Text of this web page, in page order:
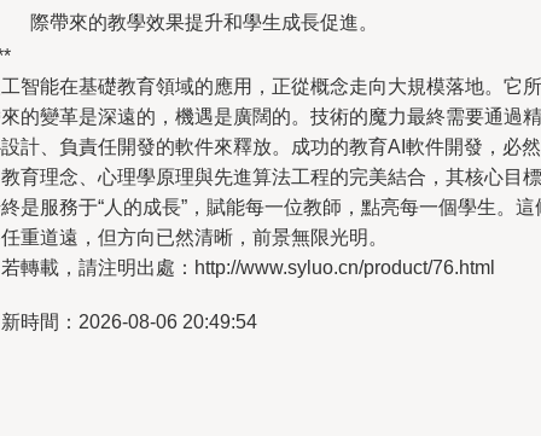
際帶來的教學效果提升和學生成長促進。
智能在基礎教育領域的應用，正從概念走向大規模落地。它所
的變革是深遠的，機遇是廣闊的。技術的魔力最終需要通過精
計、負責任開發的軟件來釋放。成功的教育AI軟件開發，必然
育理念、心理學原理與先進算法工程的完美結合，其核心目標
是服務于“人的成長”，賦能每一位教師，點亮每一個學生。這
重道遠，但方向已然清晰，前景無限光明。
轉載，請注明出處：http://www.syluo.cn/product/76.html
時間：2026-08-06 20:49:54